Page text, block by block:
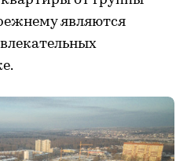
являются